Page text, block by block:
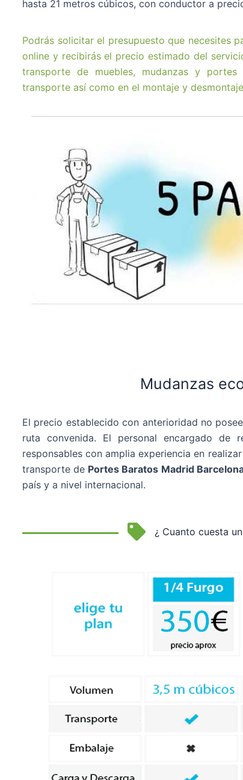
hasta 21 metros cúbicos, con conductor a
Podrás solicitar el presupuesto que necesites
online y recibirás el precio estimado del
transporte de muebles, mudanzas y
transporte así como en el montaje y
Mudanzas
El precio establecido con anterioridad no
ruta convenida. El personal encargado de
responsables con amplia experiencia en
transporte de Portes Baratos Madrid
país y a nivel internacional.
¿ Cuanto cuesta